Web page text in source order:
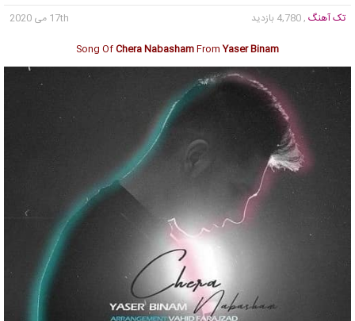
تک آهنگ , 4,780 بازدید
17th می 2020
Song OfChera NabashamFromYaser Binam